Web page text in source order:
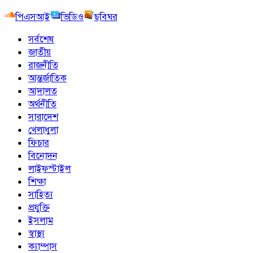
পিএসআই
ভিডিও
ছবিঘর
সর্বশেষ
জাতীয়
রাজনীতি
আন্তর্জাতিক
আদালত
অর্থনীতি
সারাদেশ
খেলাধুলা
ফিচার
বিনোদন
লাইফস্টাইল
শিক্ষা
সাহিত্য
প্রযুক্তি
ইসলাম
স্বাস্থ্য
ক্যাম্পাস